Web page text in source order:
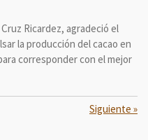
Ricardez, agradeció el
la producción del cacao en
corresponder con el mejor
Siguiente »